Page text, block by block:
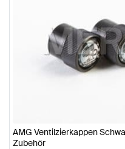
AMG Ventilzierkappen
Zubehör